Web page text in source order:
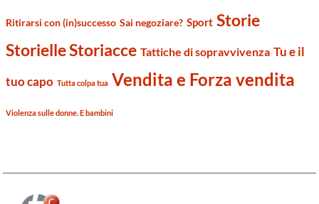
Ritirarsi con (in)successo Sai negoziare? Sport Storie
Storielle Storiacce Tattiche di sopravvivenza Tu e il
tuo capo Tutta colpa tua Vendita e Forza vendita
Violenza sulle donne. E bambini